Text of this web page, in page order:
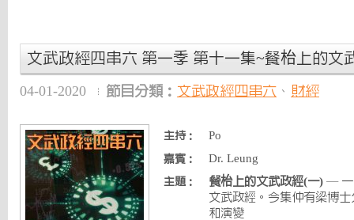
文武政經四串六 第一季 第十一集~餐枱上的文
04-01-2020 節目分類： 文武政經四串六 、 財經
主持： Po
嘉賓： Dr. Leung
主題： 餐枱上的文武政經(一) — 一
文武政經。今集仲有梁博
和演變